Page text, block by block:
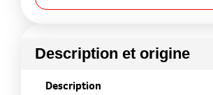
Description et origine
Description